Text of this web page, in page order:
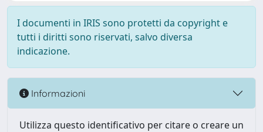
I documenti in IRIS sono protetti da copyright e
tutti i diritti sono riservati, salvo diversa
indicazione.
Informazioni
Utilizza questo identificativo per citare o creare un